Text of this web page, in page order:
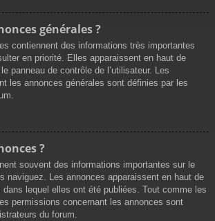
générales ?
contiennent des informations très importantes
en priorité. Elles apparaissent en haut de
panneau de contrôle de l’utilisateur. Les
les annonces générales sont définies par les
?
souvent des informations importantes sur le
naviguez. Les annonces apparaissent en haut de
dans lequel elles ont été publiées. Tout comme les
permissions concernant les annonces sont
du forum.